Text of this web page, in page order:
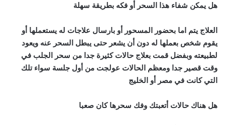
هل يمكن شفاء هذا السحر أو فكه بطريقة سهلة
العلاج يتم اما بحضور المسحور أو بارسال علاجات له يستعملها أو
يقوم شخص بعملها له دون أن يشعر حتى يبطل السحر عنه ويعود
لطبيعته وبفضل قمت بعلاج حالات كثيرة جدا من سحر الجلب في
وقت قصير جدا ومعظم الحالات عولجت من أول جلسة سواء تلك
التي كانت في مصر أو الخليج
هل هناك حالات أتعبتك وفك سحرها كان صعبا